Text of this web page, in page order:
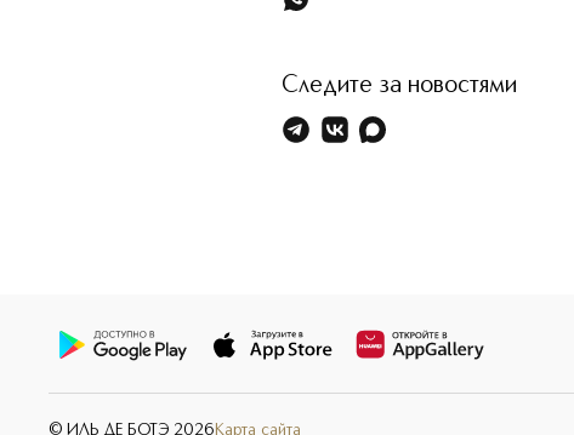
Следите за новостями
© ИЛЬ ДЕ БОТЭ 2026 Карта сайта